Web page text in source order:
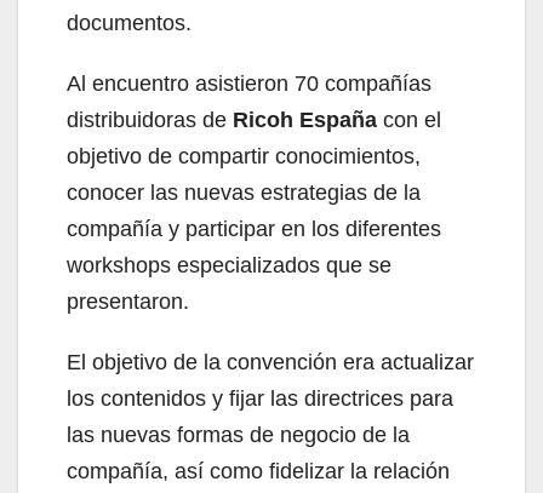
documentos.
Al encuentro asistieron 70 compañías
distribuidoras de Ricoh España con el
objetivo de compartir conocimientos,
conocer las nuevas estrategias de la
compañía y participar en los diferentes
workshops especializados que se
presentaron.
El objetivo de la convención era actualizar
los contenidos y fijar las directrices para
las nuevas formas de negocio de la
compañía, así como fidelizar la relación